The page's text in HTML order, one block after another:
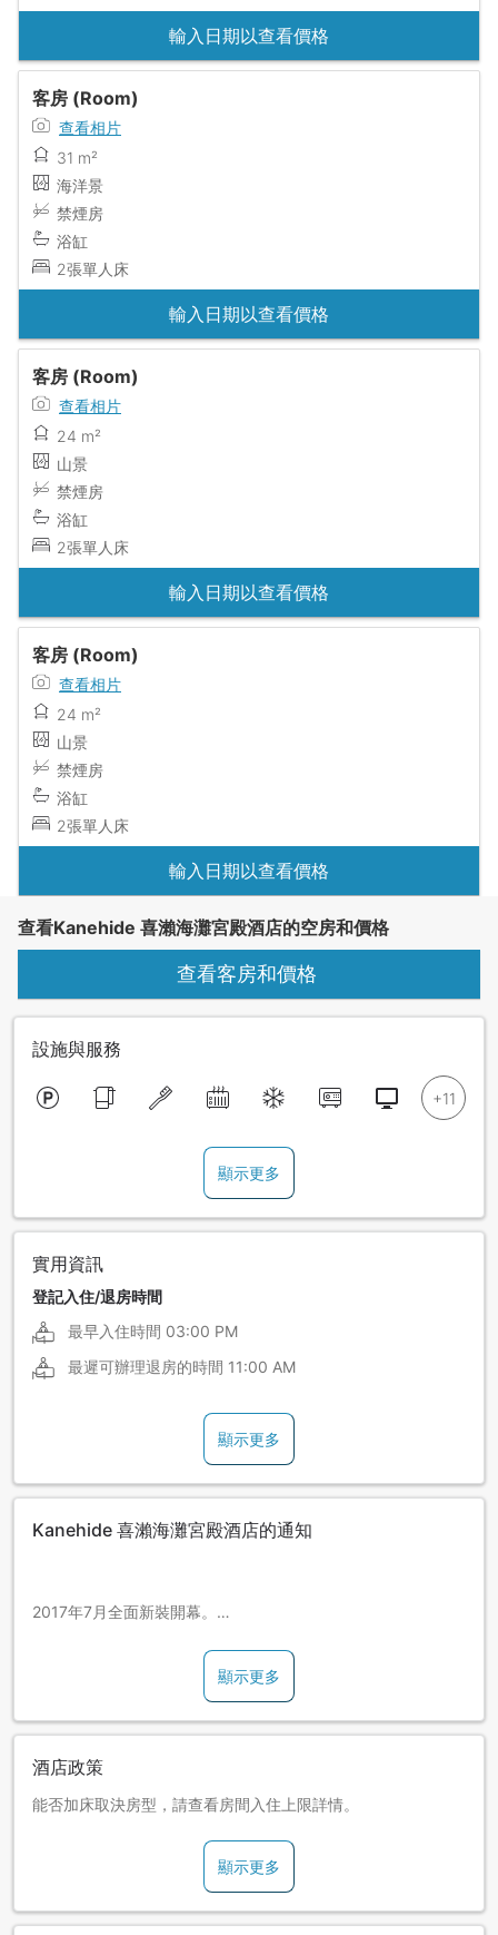
輸入日期以查看價格
客房 (Room)
查看相片
31 m²
海洋景
禁煙房
浴缸
2張單人床
輸入日期以查看價格
客房 (Room)
查看相片
24 m²
山景
禁煙房
浴缸
2張單人床
輸入日期以查看價格
客房 (Room)
查看相片
24 m²
山景
禁煙房
浴缸
2張單人床
輸入日期以查看價格
查看Kanehide 喜瀨海灘宮殿酒店的空房和價格
查看客房和價格
設施與服務
顯示更多
實用資訊
登記入住/退房時間
最早入住時間 03:00 PM
最遲可辦理退房的時間 11:00 AM
顯示更多
Kanehide 喜瀨海灘宮殿酒店的通知
2017年7月全面新裝開幕。
・所有客房提供Wi-Fi上網服務。(恕無法保證上網速度等通訊品
・館內設有特產禮品店(營業時間7:00～22:00)。
[週邊資訊]
・前往美麗海水族館約45分鐘車程。
・距離沖繩自動車道(高速公路)的許田交流道出口約10分鐘車
顯示更多
酒店政策
能否加床取決房型，請查看房間入住上限詳情。
顯示更多